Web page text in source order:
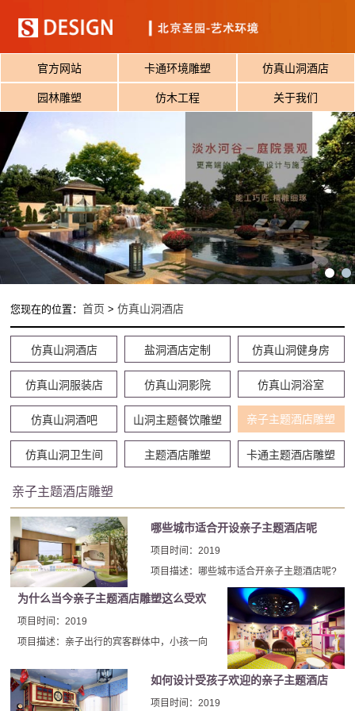
官方网站 卡通环境雕塑 仿真山洞酒店
园林雕塑 仿木工程 关于我们
您现在的位置：首页 >仿真山洞酒店
仿真山洞酒店 盐洞酒店定制 仿真山洞健身房
仿真山洞服装店 仿真山洞影院 仿真山洞浴室
仿真山洞酒吧 山洞主题餐饮雕塑 亲子主题酒店雕塑
仿真山洞卫生间 主题酒店雕塑 卡通主题酒店雕塑
亲子主题酒店雕塑
哪些城市适合开设亲子主题酒店呢
项目时间：2019
项目描述：哪些城市适合开亲子主题酒店呢?
对投资者来说这是一个重要的问题!因为亲子
主题酒店是定位于中高档消费群体，亲子主
题文化定位相对更加细分。因此，对城市要
求，相对来说比快捷酒店更加严格。
为什么当今亲子主题酒店雕塑这么受欢
迎
项目时间：2019
项目描述：亲子出行的宾客群体中，小孩一向
游，亲子主题酒店是非常不错的选择。小朋友
的爱的就是新奇、探索，看到自己的小可爱在
如何设计受孩子欢迎的亲子主题酒店
雕塑呢
项目时间：2019